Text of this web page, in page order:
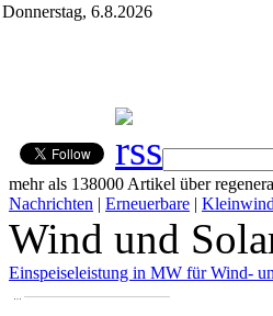
Donnerstag, 6.8.2026
mehr als 138000 Artikel über
Nachrichten | Erneuerbare |
Wind und
Einspeiseleistung in MW für Wind-
…